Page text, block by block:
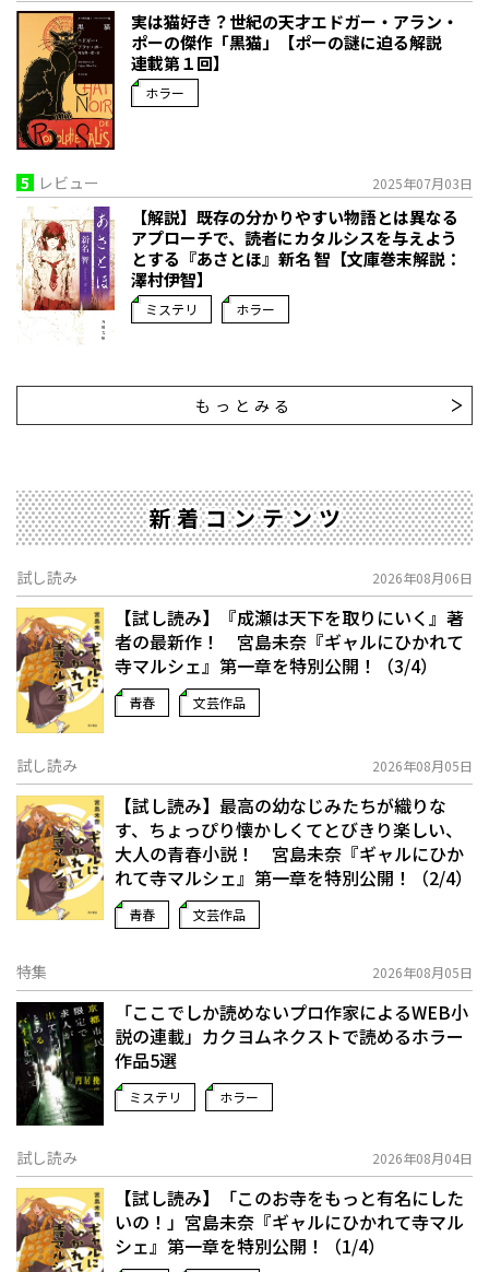
実は猫好き？世紀の天才エドガー・アラン・
ポーの傑作「黒猫」【ポーの謎に迫る解説
連載第１回】
ホラー
5 レビュー 2025年07月03日
【解説】既存の分かりやすい物語とは異なる
アプローチで、読者にカタルシスを与えよう
とする――『あさとほ』新名 智【文庫巻末解説：
澤村伊智】
ミステリ ホラー
もっとみる
新着コンテンツ
試し読み 2026年08月06日
【試し読み】『成瀬は天下を取りにいく』著
者の最新作！ 宮島未奈『ギャルにひかれて
寺マルシェ』第一章を特別公開！（3/4）
青春 文芸作品
試し読み 2026年08月05日
【試し読み】最高の幼なじみたちが織りな
す、ちょっぴり懐かしくてとびきり楽しい、
大人の青春小説！ 宮島未奈『ギャルにひか
れて寺マルシェ』第一章を特別公開！（2/4）
青春 文芸作品
特集 2026年08月05日
「ここでしか読めないプロ作家によるWEB小
説の連載」――カクヨムネクストで読めるホラー
作品5選
ミステリ ホラー
試し読み 2026年08月04日
【試し読み】「このお寺をもっと有名にした
いの！」宮島未奈『ギャルにひかれて寺マル
シェ』第一章を特別公開！（1/4）